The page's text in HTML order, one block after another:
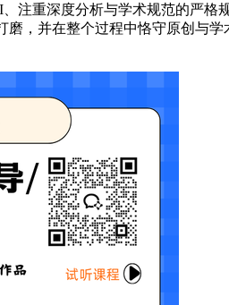
注重深度分析与学术规范的严
，并在整个过程中恪守原创与